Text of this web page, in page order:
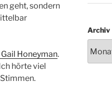
geht, sondern
Honeyman.
hörte viel
Archiv